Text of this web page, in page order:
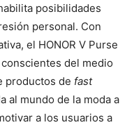
posibilidades
personal. Con
el HONOR V Purse
del medio
productos de fast
al mundo de la moda a
a los usuarios a